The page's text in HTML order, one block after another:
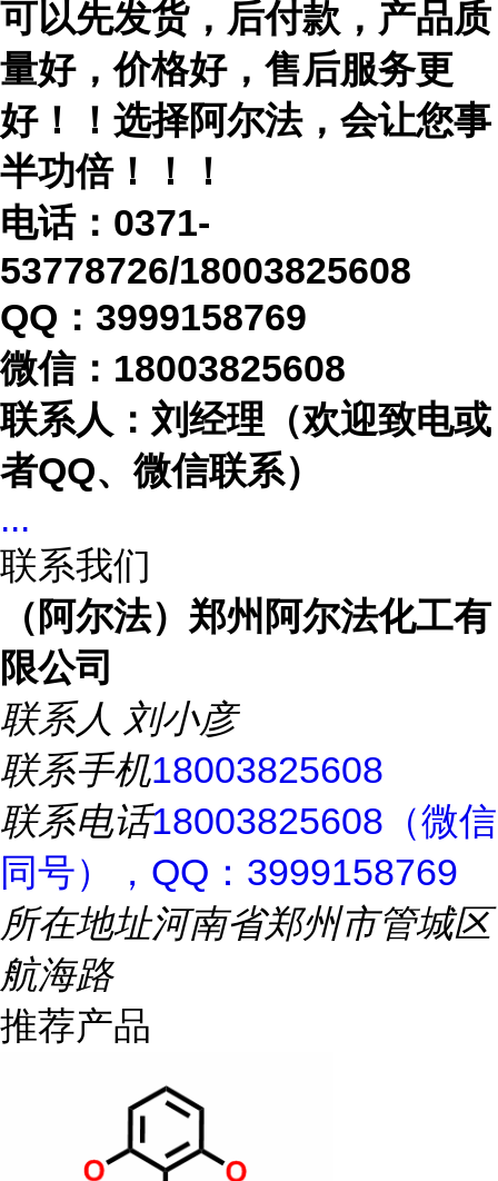
可以先发货，后付款，产品质
量好，价格好，售后服务更
好！！选择阿尔法，会让您事
半功倍！！！
电话： 0371-
53778726/18003825608
QQ：3999158769
微信： 18003825608
联系人：刘经理（欢迎致电或
者QQ、微信联系）
...
联系我们
（阿尔法）郑州阿尔法化工有
限公司
联系人 刘小彦
联系手机18003825608
联系电话18003825608（微信
同号），QQ：3999158769
所在地址河南省郑州市管城区
航海路
推荐产品